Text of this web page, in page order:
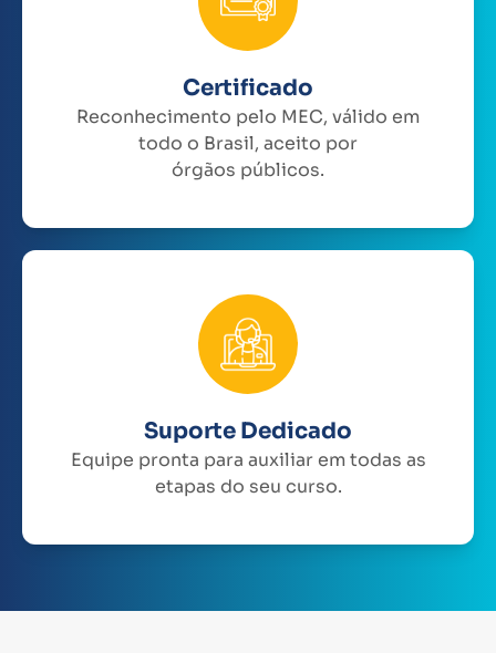
Certificado
Reconhecimento pelo MEC, válido em
todo o Brasil, aceito por
órgãos públicos.
Suporte Dedicado
Equipe pronta para auxiliar em todas as
etapas do seu curso.